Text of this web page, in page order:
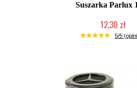
Suszarka Parlux
12,30 zł
Produkt wycofany
5/5